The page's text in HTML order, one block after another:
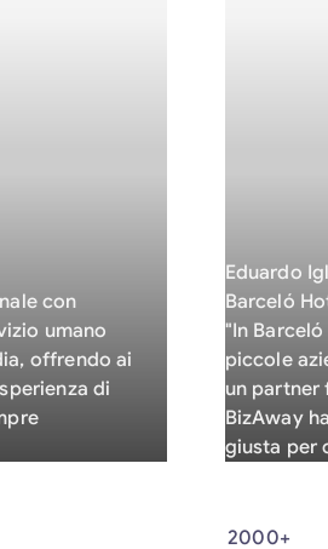
con
umano
offrendo ai
di
Eduardo
Barceló
"In
piccole
un partner
BizAway
giusta per
2000+